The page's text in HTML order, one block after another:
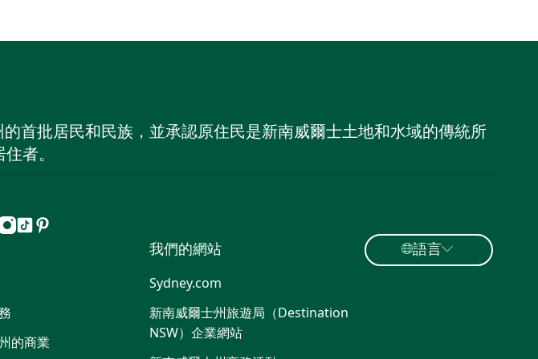
首批居民和民族，並承認原住民是新南威爾士土地和水域的傳統所
者。
Instagram
抖 Pinterest
的商業
我們的網站
Sydney.com
新南威爾士州旅遊局（Destination
NSW）企業網站
語言